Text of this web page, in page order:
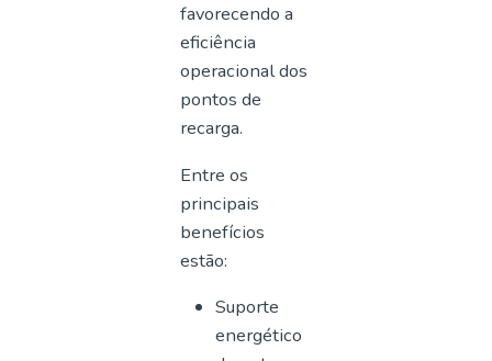
favorecendo a
eficiência
operacional dos
pontos de
recarga.
Entre os
principais
benefícios
estão:
Suporte
energético